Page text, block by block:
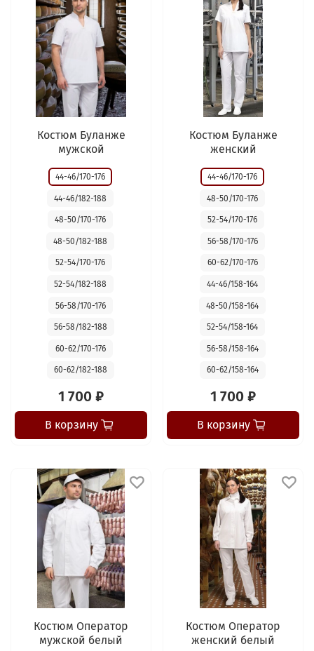
Костюм Буланже
мужской
44-46/170-176
44-46/182-188
48-50/170-176
48-50/182-188
52-54/170-176
52-54/182-188
56-58/170-176
56-58/182-188
60-62/170-176
60-62/182-188
1 700 ₽
В корзину
Костюм Буланже
женский
44-46/170-176
48-50/170-176
52-54/170-176
56-58/170-176
60-62/170-176
44-46/158-164
48-50/158-164
52-54/158-164
56-58/158-164
60-62/158-164
1 700 ₽
В корзину
Костюм Оператор
мужской белый
Костюм Оператор
женский белый